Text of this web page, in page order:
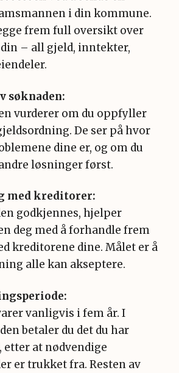
i din kommune.
frem full oversikt over
– all gjeld, inntekter,
søknaden:
vurderer om du oppfyller
De ser på hvor
dine er, og om du
løsninger først.
med kreditorer:
godkjennes, hjelper
deg med å forhandle frem
kreditorene dine. Målet er å
alle kan akseptere.
vanligvis i fem år. I
betaler du det du har
at nødvendige
er trukket fra. Resten av